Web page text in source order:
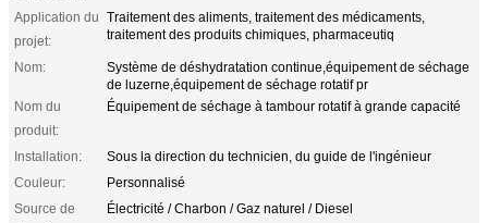
Application du
projet:
Traitement des aliments, traitement des médicaments,
traitement des produits chimiques, pharmaceutiq
Nom:
Système de déshydratation continue,équipement de séchage
de luzerne,équipement de séchage rotatif pr
Nom du
produit:
Équipement de séchage à tambour rotatif à grande capacité
Installation:
Sous la direction du technicien, du guide de l'ingénieur
Couleur:
Personnalisé
Source de
Électricité / Charbon / Gaz naturel / Diesel